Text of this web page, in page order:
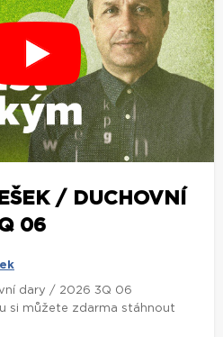
/ DUCHOVNÍ
06
dary / 2026 3Q 06
si můžete zdarma stáhnout